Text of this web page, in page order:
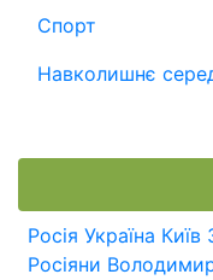
Спорт
Навколишнє
Росія Україна Київ
Росіяни